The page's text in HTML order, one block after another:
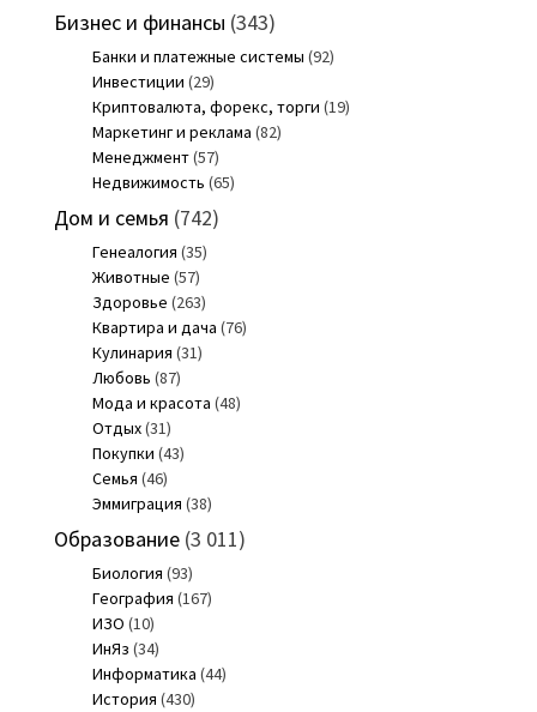
Бизнес и финансы (343)
Банки и платежные системы (92)
Инвестиции (29)
Криптовалюта, форекс, торги (19)
Маркетинг и реклама (82)
Менеджмент(57)
Недвижимость (65)
Дом и семья (742)
Генеалогия (35)
Животные (57)
Здоровье (263)
Квартира и дача (76)
Кулинария (31)
Любовь (87)
Мода и красота (48)
Отдых(31)
Покупки (43)
Семья (46)
Эммиграция (38)
Образование(3 011)
Биология (93)
География (167)
ИЗО (10)
ИнЯз (34)
Информатика (44)
История (430)